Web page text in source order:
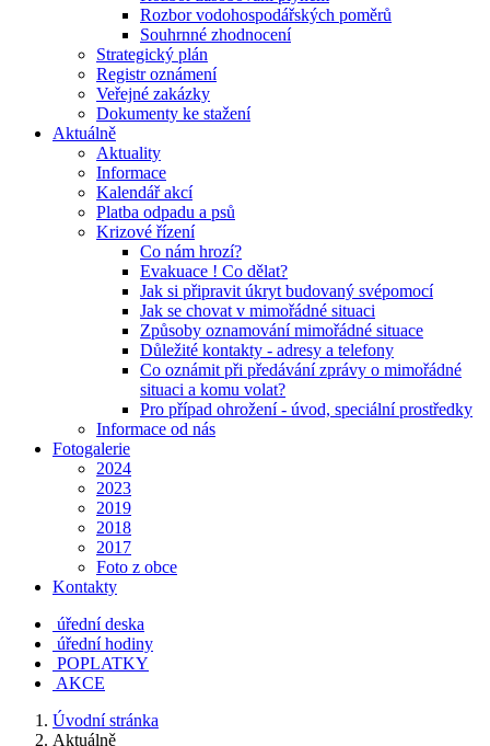
Rozbor vodohospodářských poměrů
Souhrnné zhodnocení
Strategický plán
Registr oznámení
Veřejné zakázky
Dokumenty ke stažení
Aktuálně
Aktuality
Informace
Kalendář akcí
Platba odpadu a psů
Krizové řízení
Co nám hrozí?
Evakuace ! Co dělat?
Jak si připravit úkryt budovaný svépomocí
Jak se chovat v mimořádné situaci
Způsoby oznamování mimořádné situace
Důležité kontakty - adresy a telefony
Co oznámit při předávání zprávy o mimořádné
situaci a komu volat?
Pro případ ohrožení - úvod, speciální prostředky
Informace od nás
Fotogalerie
2024
2023
2019
2018
2017
Foto z obce
Kontakty
úřední deska
úřední hodiny
POPLATKY
AKCE
Úvodní stránka
Aktuálně